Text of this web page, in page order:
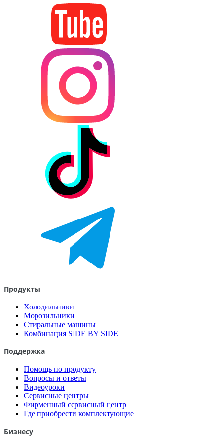
Продукты
Холодильники
Морозильники
Стиральные машины
Комбинация SIDE BY SIDE
Поддержка
Помощь по продукту
Вопросы и ответы
Видеоуроки
Сервисные центры
Фирменный сервисный центр
Где приобрести комплектующие
Бизнесу